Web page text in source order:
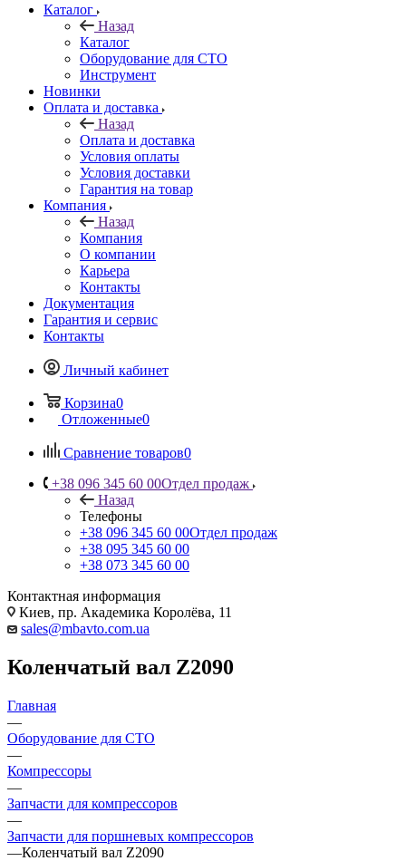
Каталог
Назад
Каталог
Оборудование для СТО
Инструмент
Новинки
Оплата и доставка
Назад
Оплата и доставка
Условия оплаты
Условия доставки
Гарантия на товар
Компания
Назад
Компания
О компании
Карьера
Контакты
Документация
Гарантия и сервис
Контакты
Личный кабинет
Корзина0
Отложенные0
Сравнение товаров0
+38 096 345 60 00Отдел продаж
Назад
Телефоны
+38 096 345 60 00Отдел продаж
+38 095 345 60 00
+38 073 345 60 00
Контактная информация
Киев, пр. Академика Королёва, 11
sales@mbavto.com.ua
Коленчатый вал Z2090
Главная
—
Оборудование для СТО
—
Компрессоры
—
Запчасти для компрессоров
—
Запчасти для поршневых компрессоров
—Коленчатый вал Z2090